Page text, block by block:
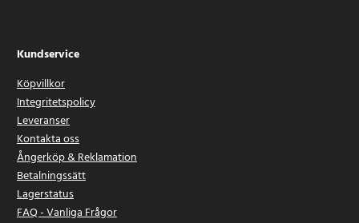
Kundservice
Köpvillkor
Integritetspolicy
Leveranser
Kontakta oss
Ångerköp & Reklamation
Betalningssätt
Lagerstatus
FAQ - Vanliga Frågor